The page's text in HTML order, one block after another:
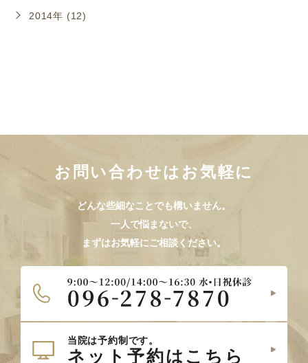
2014年 (12)
お問い合わせはお気軽に
どんな些細なことでも構いません。
一人で悩まないで、
まずはお気軽にご相談ください。